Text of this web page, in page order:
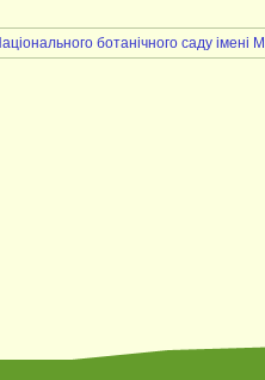
ботанічного саду імені